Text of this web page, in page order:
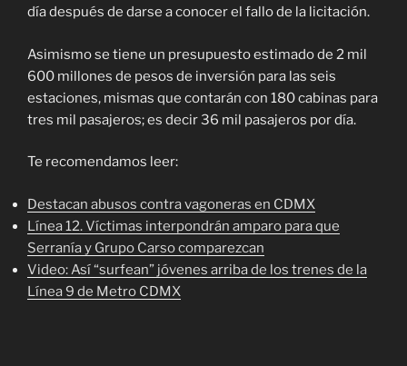
día después de darse a conocer el fallo de la licitación.
Asimismo se tiene un presupuesto estimado de 2 mil
600 millones de pesos de inversión para las seis
estaciones, mismas que contarán con 180 cabinas para
tres mil pasajeros; es decir 36 mil pasajeros por día.
Te recomendamos leer:
Destacan abusos contra vagoneras en CDMX
Línea 12. Víctimas interpondrán amparo para que
Serranía y Grupo Carso comparezcan
Video: Así “surfean” jóvenes arriba de los trenes de la
Línea 9 de Metro CDMX